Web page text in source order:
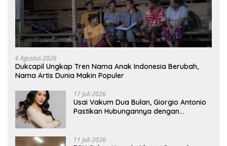
6 Agustus 2026
Dukcapil Ungkap Tren Nama Anak Indonesia Berubah,
Nama Artis Dunia Makin Populer
17 Juli 2026
Usai Vakum Dua Bulan, Giorgio Antonio
Pastikan Hubungannya dengan
11 Juli 2026